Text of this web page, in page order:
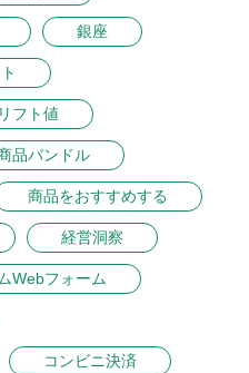
銀座
リフト値
品バンドル
商品をおすすめする
経営洞察
Webフォーム
コンビニ決済